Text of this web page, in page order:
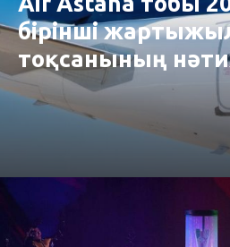
бірінші
тоқсанының
жариялады